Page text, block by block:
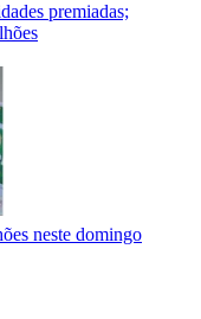
premiadas;
neste domingo